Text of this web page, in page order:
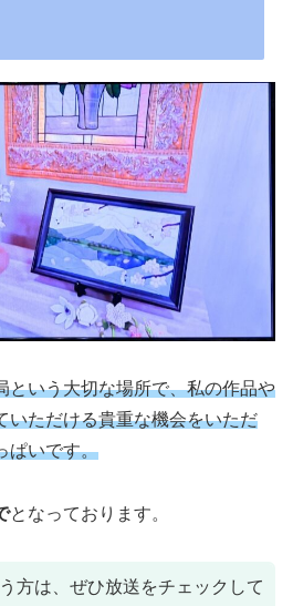
という大切な場所で、私の作品や
いただける貴重な機会をいただ
ぱいです。
となっております。
方は、ぜひ放送をチェックして